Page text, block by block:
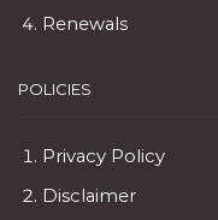
Renewals
POLICIES
Privacy Policy
Disclaimer